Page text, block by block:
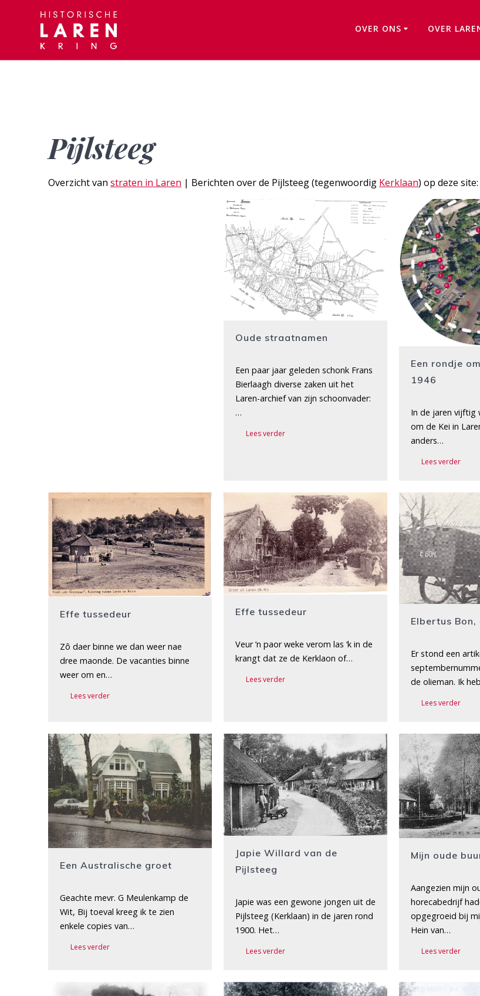
OVER ONS OVER
Pijlsteeg
Overzicht vanstraten in Laren | Berichten over de Pijlsteeg (tegenwoordig Kerklaan) op deze site:
Oude straatnamen
Een paar jaar geleden schonk Frans
Bierlaagh diverse zaken uit het
Laren-archief van zijn schoonvader:
…
Lees verder
Een rondje
1946
In de jaren vijftig
om de Kei in
anders…
Lees verder
Effe tussedeur
Zô daer binne we dan weer nae
dree maonde. De vacanties binne
weer om en…
Lees verder
Effe tussedeur
Veur ’n paor weke verom las ‘k in de
krangt dat ze de Kerklaon of…
Lees verder
Elbertus Bon,
Er stond een
de olieman. Ik
Lees verder
Een Australische groet
Geachte mevr. G Meulenkamp de
Wit, Bij toeval kreeg ik te zien
enkele copies van…
Lees verder
Japie Willard van de
Pijlsteeg
Japie was een gewone jongen uit de
Pijlsteeg (Kerklaan) in de jaren rond
1900. Het…
Lees verder
Mijn oude
Aangezien mijn
horecabedrijf
opgegroeid bij
Hein van…
Lees verder